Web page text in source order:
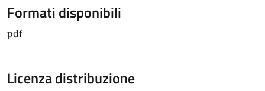
Formati disponibili
pdf
Licenza distribuzione